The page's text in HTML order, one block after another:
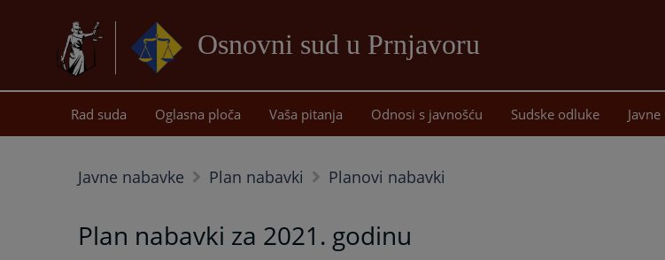
Osnovni sud u Prnjavoru
sadržaj
Rad suda Oglasna ploča Vaša pitanja Odnosi s javnošću Sudske odluke
Javne nabavke Plan nabavki Planovi nabavki
Plan nabavki za 2021. godinu